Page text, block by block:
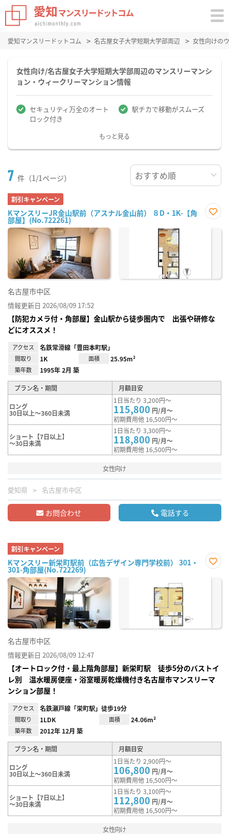
愛知マンスリードットコム 名古屋女子大学短期大学部周辺 女性向けの
女性向け/名古屋女子大学短期大学部周辺のマンスリーマンシ
ョン・ウィークリーマンション情報
セキュリティ万全のオート
ロック付き
駅チカで移動がスムーズ
もっと見る
7 件（1/1ページ）
割引キャンペーン
KマンスリーJR金山駅前（アスナル金山前） ８D・1K-【角
部屋】(No.722261)
に入
名古屋市中区
情報更新日 2026/08/09 17:52
【防犯カメラ付・角部屋】金山駅から徒歩圏内で 出張や研修な
どにオススメ！
アクセス 名鉄常滑線「豊田本町駅」
間取り 1K 面積 25.95m²
築年数 1995年 2月 築
プラン名・期間 月額目安
ロング
30日以上～360日未満
1日当たり 3,200円～
115,800 円/月～
初期費用他 16,500円～
ショート【7日以上】
～30日未満
1日当たり 3,300円～
118,800 円/月～
初期費用他 16,500円～
女性向け
愛知県 名古屋市中区
お問合わせ 電話する
割引キャンペーン
Kマンスリー新栄町駅前（広告デザイン専門学校前） 301・
301-角部屋(No.722269)
に入
名古屋市中区
情報更新日 2026/08/09 12:47
【オートロック付・最上階角部屋】新栄町駅 徒歩5分のバストイ
レ別 温水暖房便座・浴室暖房乾燥機付き名古屋市マンスリーマ
ンション部屋！
アクセス 名鉄瀬戸線「栄町駅」徒歩19分
間取り 1LDK 面積 24.06m²
築年数 2012年 12月 築
プラン名・期間 月額目安
ロング
30日以上～360日未満
1日当たり 2,900円～
106,800 円/月～
初期費用他 16,500円～
ショート【7日以上】
～30日未満
1日当たり 3,100円～
112,800 円/月～
初期費用他 16,500円～
女性向け